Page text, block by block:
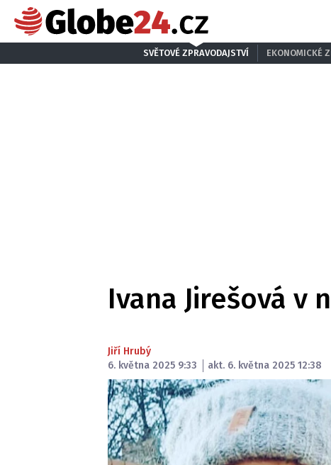
SVĚTOVÉ ZPRAVODAJSTVÍ EKONOMICKÉ
Ivana Jirešová v
Jiří Hrubý
6. května 2025 9:33
akt. 6. května 2025 12:38